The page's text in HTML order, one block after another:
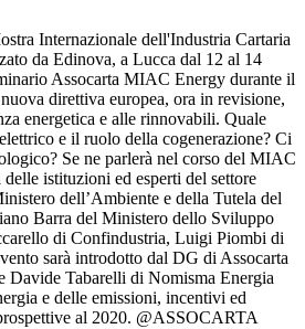
Internazionale dell'Industria Cartaria
da Edinova, a Lucca dal 12 al 14
Assocarta MIAC Energy durante il
direttiva europea, ora in revisione,
energetica e alle rinnovabili. Quale
e il ruolo della cogenerazione? Ci
Se ne parlerà nel corso del MIAC
istituzioni ed esperti del settore
dell’Ambiente e della Tutela del
Barra del Ministero dello Sviluppo
di Confindustria, Luigi Piombi di
sarà introdotto dal DG di Assocarta
Davide Tabarelli di Nomisma Energia
e delle emissioni, incentivi ed
al 2020. @ASSOCARTA